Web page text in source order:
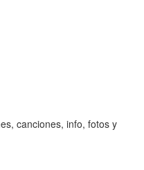
canciones, info, fotos y